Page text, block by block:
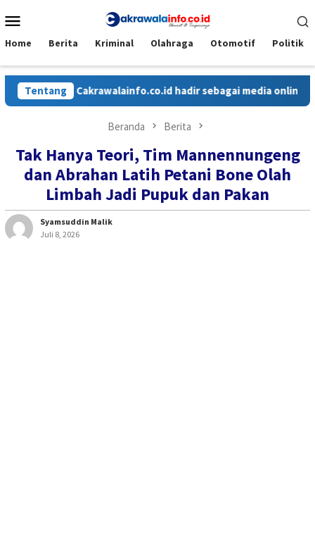
ke
Mobile
Home Berita Kriminal Olahraga Otomotif Politik
TentangCakrawalainfo.co.id hadir sebagai media online yang
Beranda Berita
Tak Hanya Teori, Tim Mannennungeng
dan Abrahan Latih Petani Bone Olah
Limbah Jadi Pupuk dan Pakan
Syamsuddin Malik
Juli 8, 2026